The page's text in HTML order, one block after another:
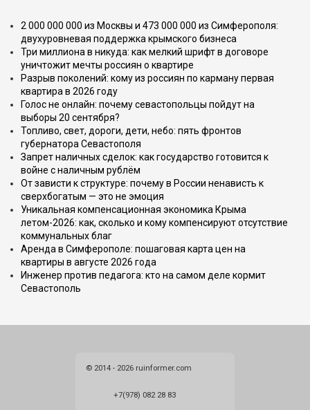
2 000 000 000 из Москвы и 473 000 000 из Симферополя:
двухуровневая поддержка крымского бизнеса
Три миллиона в никуда: как мелкий шрифт в договоре
уничтожит мечты россиян о квартире
Разрыв поколений: кому из россиян по карману первая
квартира в 2026 году
Голос не онлайн: почему севастопольцы пойдут на
выборы 20 сентября?
Топливо, свет, дороги, дети, небо: пять фронтов
губернатора Севастополя
Запрет наличных сделок: как государство готовится к
войне с наличным рублём
От зависти к структуре: почему в России ненависть к
сверхбогатым — это не эмоция
Уникальная компенсационная экономика Крыма
летом-2026: как, сколько и кому компенсируют отсутствие
коммунальных благ
Аренда в Симферополе: пошаговая карта цен на
квартиры в августе 2026 года
Инженер против педагога: кто на самом деле кормит
Севастополь
© 2014 - 2026 ruinformer.com
+7(978) 082 28 83